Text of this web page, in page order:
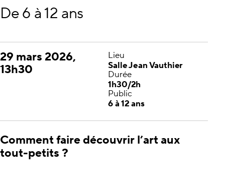
De 6 à 12 ans
29 mars 2026,
13h30
Lieu
Salle Jean Vauthier
Durée
1h30/2h
Public
6 à 12 ans
Comment faire découvrir l’art aux
tout-petits ?